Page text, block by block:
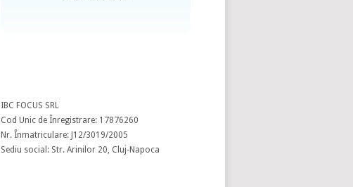
IBC FOCUS SRL
Cod Unic de Înregistrare: 17876260
Nr. Înmatriculare: J12/3019/2005
Sediu social: Str. Arinilor 20, Cluj-Napoca